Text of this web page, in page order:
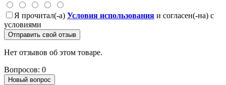
Я прочитал(-а) Условия использования и согласен(-на) с
условиями
Отправить свой отзыв
Нет отзывов об этом товаре.
Вопросов: 0
Новый вопрос